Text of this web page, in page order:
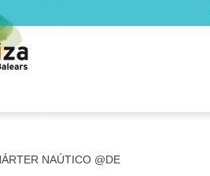
NAÚTICO @DE